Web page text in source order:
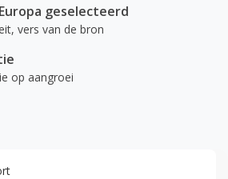
geselecteerd
vers van de bron
op aangroei